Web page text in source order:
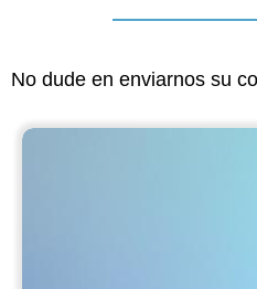
No dude en enviarnos su